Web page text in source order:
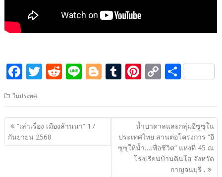
F
e
b
o
o
T
itt
er
R
d
di
t
Li
e
Bl
g
g
T
m
bl
r
Pi
er
e
st
C
p
y
Li
n
k
S
ar
e
ในประทศ
แนะแนว
เรื่อง
“เล่าเรื่อง เมืองล้านนา” 17
กันยายน 2568
น้ำบาดาลและกลุ่มอีซูซุใน
ประเทศไทย สานต่อโครงการ “อี
ซูซุให้น้ำ…เพื่อชีวิต” แห่งที่ 45 ณ
โรงเรียนบ้านดินโส จังหวัด
กาญจนบุรี .